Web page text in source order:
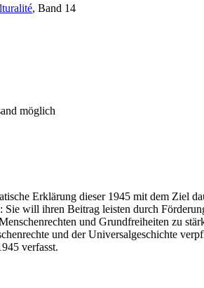
, Band 14
möglich
Erklärung dieser 1945 mit dem Ziel
Sie will ihren Beitrag leisten durch
und Grundfreiheiten zu
und der Universalgeschichte
verfasst.